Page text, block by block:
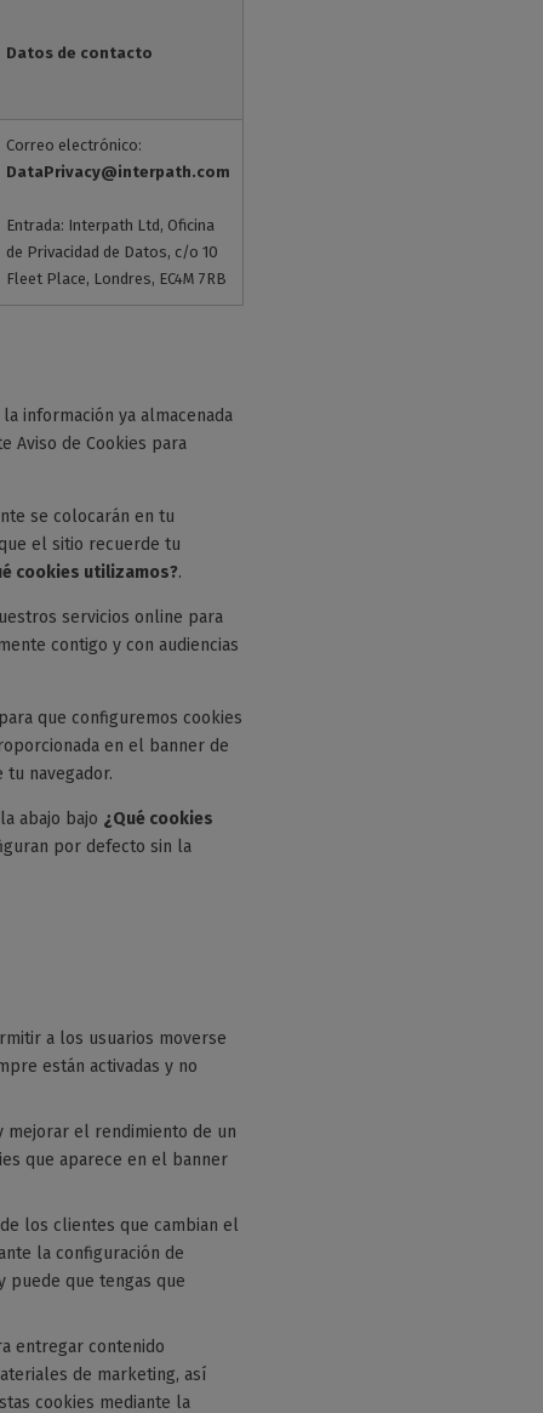
Datos de contacto
Correo electrónico:
DataPrivacy@interpath.com
Entrada: Interpath Ltd, Oficina
de Privacidad de Datos, c/o 10
Fleet Place, Londres, EC4M 7RB
información ya almacenada
Aviso de Cookies para
se colocarán en tu
el sitio recuerde tu
cookies utilizamos?.
servicios online para
contigo y con audiencias
que configuremos cookies
en el banner de
navegador.
abajo bajo ¿Qué cookies
por defecto sin la
a los usuarios moverse
están activadas y no
mejorar el rendimiento de un
que aparece en el banner
los clientes que cambian el
la configuración de
puede que tengas que
entregar contenido
de marketing, así
cookies mediante la